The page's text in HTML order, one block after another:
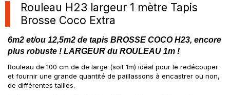
Rouleau H23 largeur 1 mètre Tapis
Brosse Coco Extra
6m2 et/ou 12,5m2 de tapis BROSSE COCO H23, encore
plus robuste ! LARGEUR du ROULEAU 1m !
Rouleau de 100 cm de de large (soit 1m) idéal pour le redécouper
et fournir une grande quantité de paillassons à encastrer ou non,
de différentes tailles.